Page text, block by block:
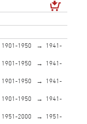
1901-1950
1941-
1901-1950
1941-
1901-1950
1941-
1901-1950
1941-
1951-2000
1951-